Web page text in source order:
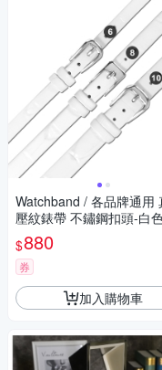
Watchband / 各品牌通用
壓紋錶帶 不鏽鋼扣頭-白
$880
券
加入購物車